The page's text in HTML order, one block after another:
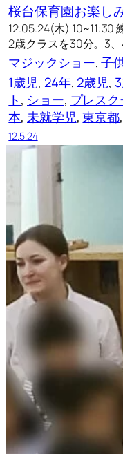
桜台保育園お楽し
12.05.24(木) 10~11:30
2歳クラスを30分。3
マジックショー, 子
1歳児, 24年, 2歳児,
ト, ショー, プレス
本, 未就学児, 東京都,
12.5.24